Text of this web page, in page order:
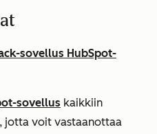
sovellus HubSpot-
sovellus kaikkiin
jotta voit vastaanottaa